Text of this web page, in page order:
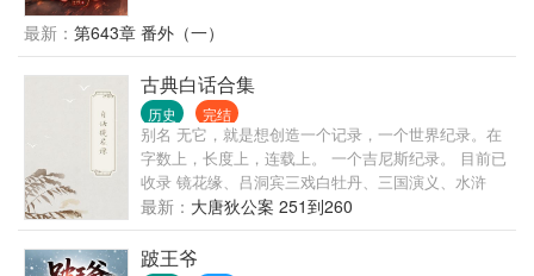
平杨行密，拳打李克用、脚踢朱全忠，从容收拾众军
阀；在这里，自己北抗契丹、南收交趾、东臣渤海、
西复河湟，将华夏版图再度推向巅峰。 在这里，自己
将告别前半生的庸庸碌碌，在史书中留下浓墨重彩的
一笔！
最新： 第643章 番外（一）
古典白话合集
历史 完结
别名 无它，就是想创造一个记录，一个世界纪录。在
字数上，长度上，连载上。 一个吉尼斯纪录。 目前已
收录 镜花缘、吕洞宾三戏白牡丹、三国演义、水浒
传、西游记、红楼梦。 永不停更，持续更新
最新： 大唐狄公案 251到260
跛王爷